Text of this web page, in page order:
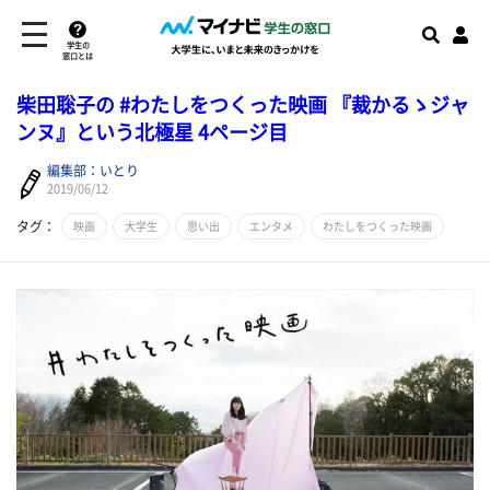
学生の
窓口とは
柴田聡子の #わたしをつくった映画 『裁かるゝジャ
ンヌ』という北極星 4ページ目
編集部：いとり
2019/06/12
タグ： 映画 大学生 思い出 エンタメ わたしをつくった映画